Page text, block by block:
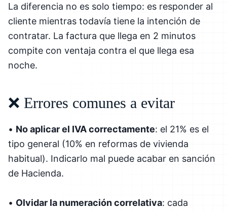
La diferencia no es solo tiempo: es responder al
cliente mientras todavía tiene la intención de
contratar. La factura que llega en 2 minutos
compite con ventaja contra el que llega esa
noche.
❌ Errores comunes a evitar
• No aplicar el IVA correctamente: el 21% es el
tipo general (10% en reformas de vivienda
habitual). Indicarlo mal puede acabar en sanción
de Hacienda.
• Olvidar la numeración correlativa: cada